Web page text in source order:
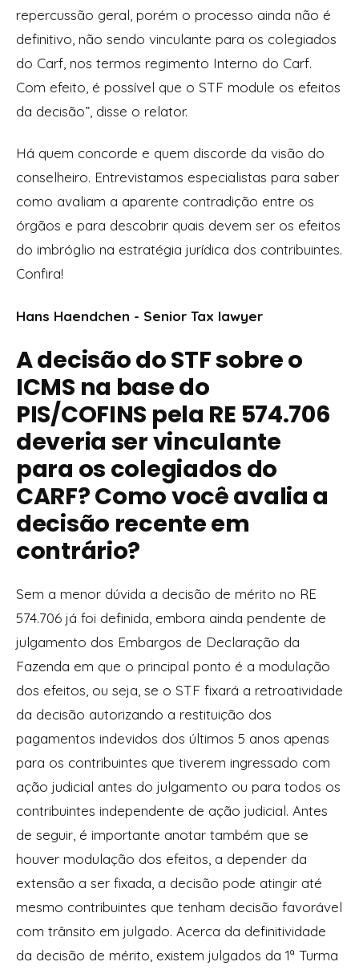
repercussão geral, porém o processo ainda não é
definitivo, não sendo vinculante para os colegiados
do Carf, nos termos regimento Interno do Carf.
Com efeito, é possível que o STF module os efeitos
da decisão”, disse o relator.
Há quem concorde e quem discorde da visão do
conselheiro. Entrevistamos especialistas para saber
como avaliam a aparente contradição entre os
órgãos e para descobrir quais devem ser os efeitos
do imbróglio na estratégia jurídica dos contribuintes.
Confira!
Hans Haendchen - Senior Tax lawyer
A decisão do STF sobre o
ICMS na base do
PIS/COFINS pela RE 574.706
deveria ser vinculante
para os colegiados do
CARF? Como você avalia a
decisão recente em
contrário?
Sem a menor dúvida a decisão de mérito no RE
574.706 já foi definida, embora ainda pendente de
julgamento dos Embargos de Declaração da
Fazenda em que o principal ponto é a modulação
dos efeitos, ou seja, se o STF fixará a retroatividade
da decisão autorizando a restituição dos
pagamentos indevidos dos últimos 5 anos apenas
para os contribuintes que tiverem ingressado com
ação judicial antes do julgamento ou para todos os
contribuintes independente de ação judicial. Antes
de seguir, é importante anotar também que se
houver modulação dos efeitos, a depender da
extensão a ser fixada, a decisão pode atingir até
mesmo contribuintes que tenham decisão favorável
com trânsito em julgado. Acerca da definitividade
da decisão de mérito, existem julgados da 1ª Turma